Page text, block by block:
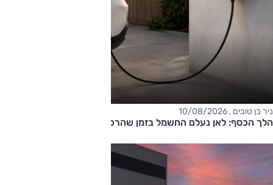
ניר בן טובים , 10/08/2026
הלך הכסף: לאן נעלם החשמל בזמן שהרכב מחובר לשקע?